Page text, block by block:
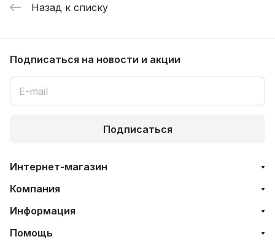
Назад к списку
Подписаться на новости и акции
Подписаться
Интернет-магазин
Компания
Информация
Помощь